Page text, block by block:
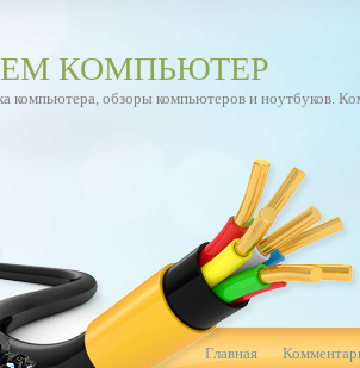
КОМПЬЮТЕР
компьютера, обзоры компьютеров и ноутбуков.
Главная